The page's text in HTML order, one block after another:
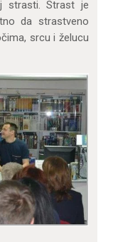
strasti. Strast je
da strastveno
srcu i želucu